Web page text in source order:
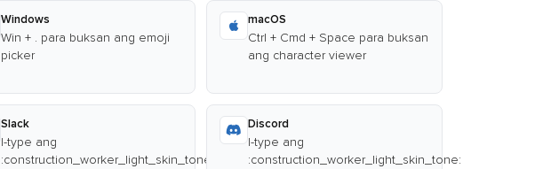
Windows
Win + . para buksan ang emoji
picker
macOS
Ctrl + Cmd + Space para buksan
ang character viewer
Slack
I-type ang
:construction_worker_light_skin_tone:
Discord
I-type ang
:construction_worker_light_skin_tone: